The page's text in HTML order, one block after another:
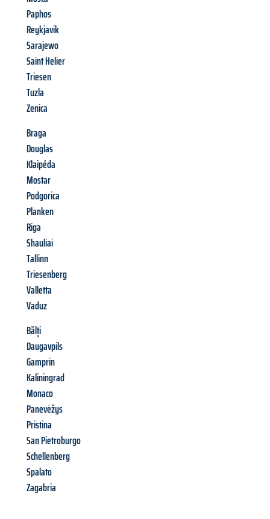
Paphos
Reykjavik
Sarajewo
Saint Helier
Triesen
Tuzla
Zenica
Braga
Douglas
Klaipéda
Mostar
Podgorica
Planken
Riga
Shauliai
Tallinn
Triesenberg
Valletta
Vaduz
Bălți
Daugavpils
Gamprin
Kaliningrad
Monaco
Panevėžys
Pristina
San Pietroburgo
Schellenberg
Spalato
Zagabria